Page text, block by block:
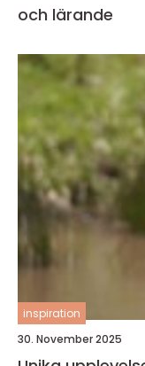
och lärande
inspiration
30. November 2025